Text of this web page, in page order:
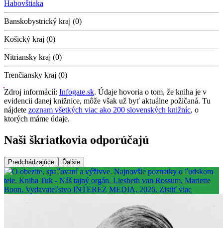
Habovštiaka
Banskobystrický kraj (0)
Košický kraj (0)
Nitriansky kraj (0)
Trenčiansky kraj (0)
Zdroj informácií: Infogate.sk. Údaje hovoria o tom, že kniha je v
evidencii danej knižnice, môže však už byť aktuálne požičaná. Tu
nájdete zoznam všetkých viac ako 200 slovenských knižníc, o
ktorých máme údaje.
Naši škriatkovia odporúčajú
Predchádzajúce Ďalšie